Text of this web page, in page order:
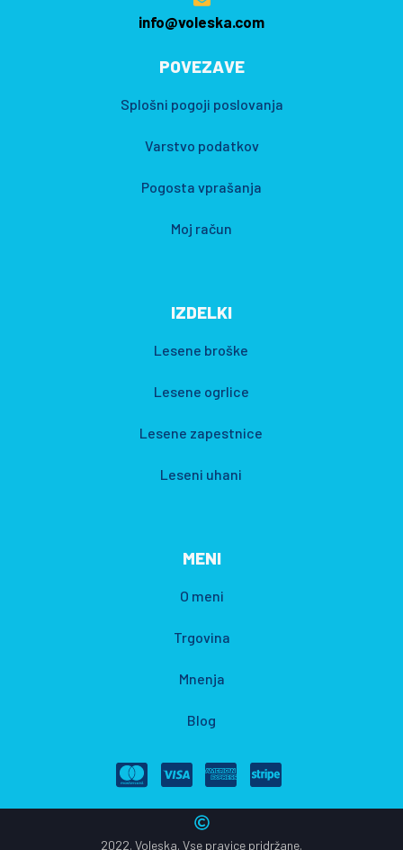
info@voleska.com
POVEZAVE
Splošni pogoji poslovanja
Varstvo podatkov
Pogosta vprašanja
Moj račun
IZDELKI
Lesene broške
Lesene ogrlice
Lesene zapestnice
Leseni uhani
MENI
O meni
Trgovina
Mnenja
Blog
2022. Voleska. Vse pravice pridržane.